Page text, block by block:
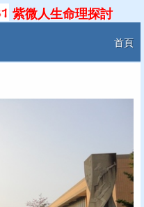
紫微人生命理探討
首頁